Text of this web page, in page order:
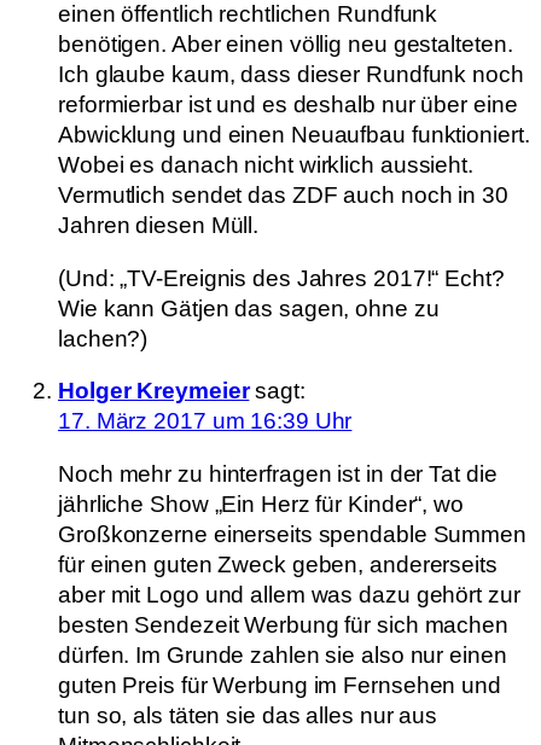
einen öffentlich rechtlichen Rundfunk
benötigen. Aber einen völlig neu gestalteten.
Ich glaube kaum, dass dieser Rundfunk noch
reformierbar ist und es deshalb nur über eine
Abwicklung und einen Neuaufbau funktioniert.
Wobei es danach nicht wirklich aussieht.
Vermutlich sendet das ZDF auch noch in 30
Jahren diesen Müll.
(Und: „TV-Ereignis des Jahres 2017!“ Echt?
Wie kann Gätjen das sagen, ohne zu
lachen?)
Holger Kreymeier sagt:
17. März 2017 um 16:39 Uhr
Noch mehr zu hinterfragen ist in der Tat die
jährliche Show „Ein Herz für Kinder“, wo
Großkonzerne einerseits spendable Summen
für einen guten Zweck geben, andererseits
aber mit Logo und allem was dazu gehört zur
besten Sendezeit Werbung für sich machen
dürfen. Im Grunde zahlen sie also nur einen
guten Preis für Werbung im Fernsehen und
tun so, als täten sie das alles nur aus